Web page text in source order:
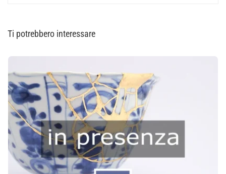
Ti potrebbero interessare